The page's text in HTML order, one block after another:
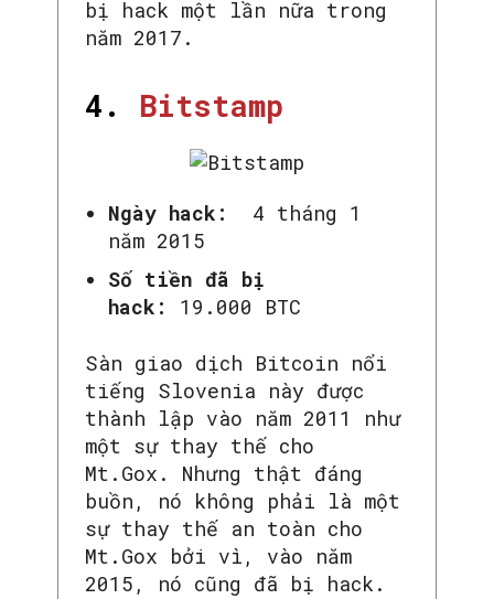
bị hack một lần nữa trong
năm 2017.
4. Bitstamp
Ngày hack:
4 tháng 1
năm 2015
Số tiền đã bị
hack:
19.000 BTC
Sàn giao dịch Bitcoin nổi
tiếng Slovenia này được
thành lập vào năm 2011 như
một sự thay thế cho
Mt.Gox. Nhưng thật đáng
buồn, nó không phải là một
sự thay thế an toàn cho
Mt.Gox bởi vì, vào năm
2015, nó cũng đã bị hack.